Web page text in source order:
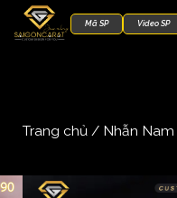
Mã SP Video SP
Trang chủ / Nhẫn Nam